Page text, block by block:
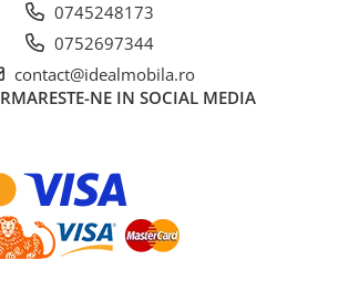
0745248173
0752697344
contact@idealmobila.ro
NE IN SOCIAL MEDIA